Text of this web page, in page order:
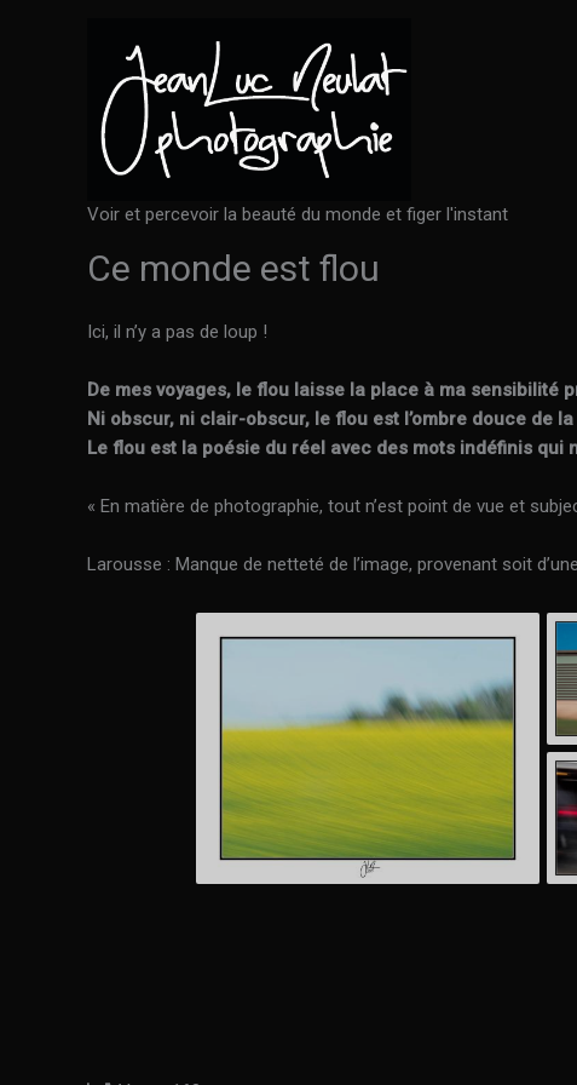
Voir et percevoir la beauté du monde et figer l'instant
Ce monde est flou
Ici, il n’y a pas de loup !
De mes voyages, le flou laisse la place à ma sensibilité
Ni obscur, ni clair-obscur, le flou est l’ombre douce de
Le flou est la poésie du réel avec des mots indéfinis qui
« En matière de photographie, tout n’est point de vue et
Larousse : Manque de netteté de l’image, provenant soit